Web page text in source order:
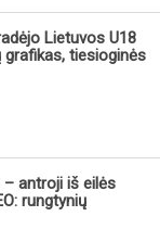
Lietuvos U18
grafikas, tiesioginės
antroji iš eilės
rungtynių